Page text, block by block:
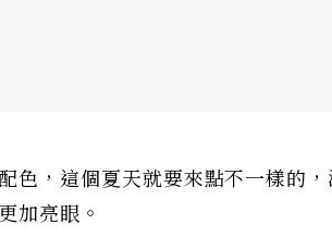
色，這個夏天就要來點不一樣的
加亮眼。